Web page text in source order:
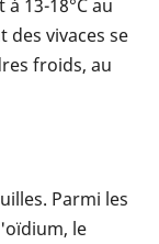
13-18°C au
vivaces se
froids, au
Parmi les
le